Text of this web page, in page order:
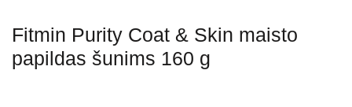
Fitmin Purity Coat & Skin maisto
papildas šunims 160 g